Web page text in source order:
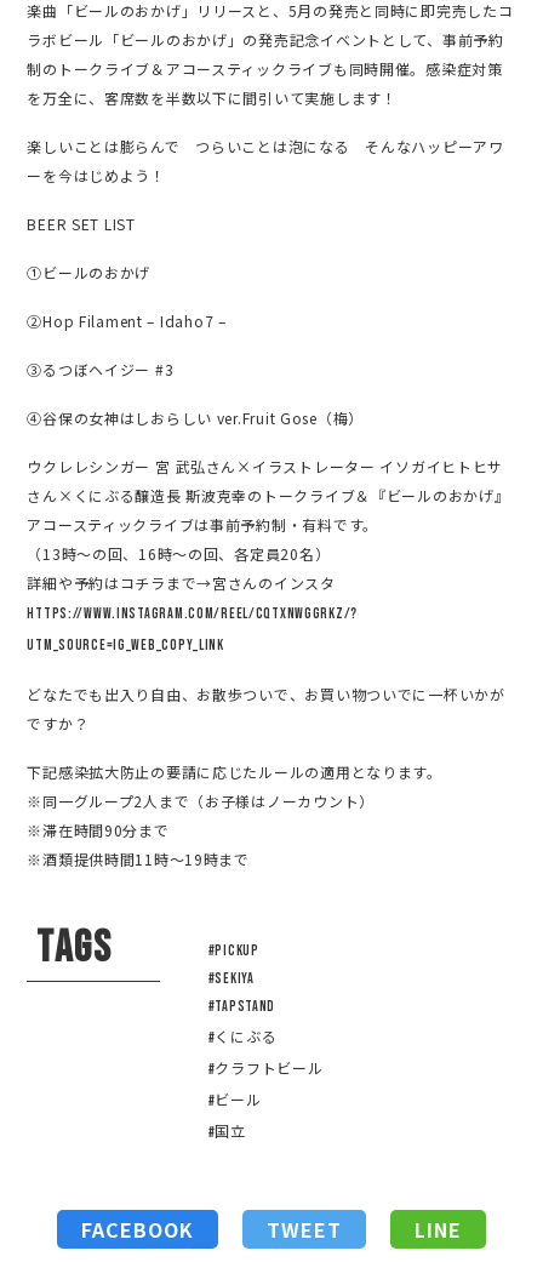
楽曲「ビールのおかげ」リリースと、5月の発売と同時に即完売したコ
ラボビール「ビールのおかげ」の発売記念イベントとして、事前予約
制のトークライブ＆アコースティックライブも同時開催。感染症対策
を万全に、客席数を半数以下に間引いて実施します！
楽しいことは膨らんで つらいことは泡になる そんなハッピーアワ
ーを今はじめよう！
BEER SET LIST
①ビールのおかげ
②Hop Filament – Idaho7 –
③るつぼヘイジー #3
④谷保の女神はしおらしい ver.Fruit Gose（梅）
ウクレレシンガー 宮 武弘さん×イラストレーター イソガイヒトヒサ
さん×くにぶる醸造長 斯波克幸のトークライブ＆『ビールのおかげ』
アコースティックライブは事前予約制・有料です。
（13時〜の回、16時〜の回、各定員20名）
詳細や予約はコチラまで→宮さんのインスタ
https://www.instagram.com/reel/CQtxnwggrKz/?
utm_source=ig_web_copy_link
どなたでも出入り自由、お散歩ついで、お買い物ついでに一杯いかが
ですか？
下記感染拡大防止の要請に応じたルールの適用となります。
※同一グループ2人まで（お子様はノーカウント）
※滞在時間90分まで
※酒類提供時間11時～19時まで
TAGS
#pickup
#sekiya
#tapstand
#くにぶる
#クラフトビール
#ビール
#国立
FACEBOOK TWEET LINE